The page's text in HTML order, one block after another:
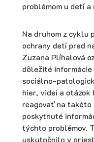
problémom u detí a
Na druhom z cyklu
ochrany detí pred
Zuzana Plíhalová
dôležité
sociálno-
hier, videí a otázok
reagovať na takéto
poskytnuté
týchto problémov.
uskutočnilo v